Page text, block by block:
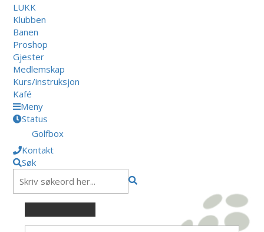
LUKK
Klubben
Banen
Proshop
Gjester
Medlemskap
Kurs/instruksjon
Kafé
Meny
Status
Golfbox
Kontakt
Søk